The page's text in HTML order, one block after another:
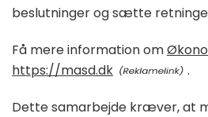
beslutninger og sætte
Få mere information om
https://masd.dk
.
Dette samarbejde kræver, at